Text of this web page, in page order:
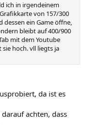
ich in irgendeinem
von 157/300
dessen ein Game öffne,
bleibt auf 400/900
mit dem Youtube
hoch. vll liegts ja
da ist es
achten, dass